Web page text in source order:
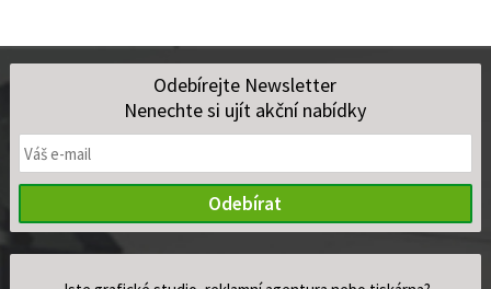
Odebírejte Newsletter
Nenechte si ujít akční nabídky
Odebírat